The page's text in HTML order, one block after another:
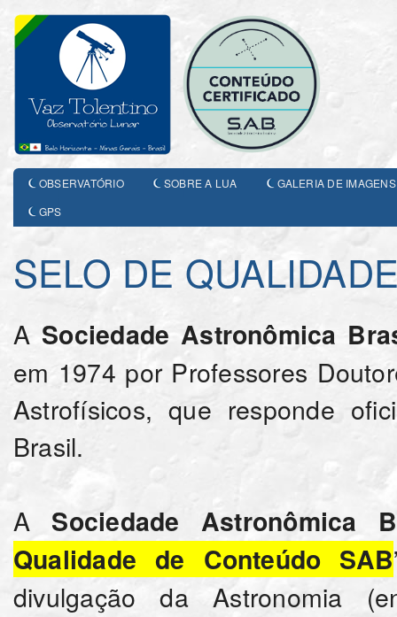
OBSERVATÓRIO SOBRE A LUA
GALERIA DE IMAGENS
GPS
SELO DE
A Sociedade Astronômica
em 1974 por Professores
Astrofísicos, que responde
Brasil.
A Sociedade Astronômica
Qualidade de Conteúdo SAB
divulgação da Astronomia